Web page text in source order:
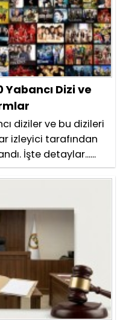
Yabancı Dizi ve
diziler ve bu dizileri
izleyici tarafından
İşte detaylar......